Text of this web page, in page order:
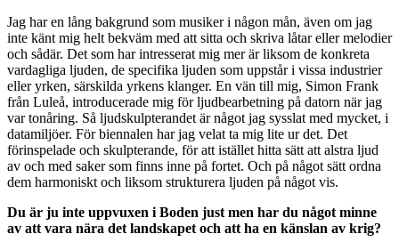
Jag har en lång bakgrund som musiker i någon mån, även om jag
inte känt mig helt bekväm med att sitta och skriva låtar eller melodier
och sådär. Det som har intresserat mig mer är liksom de konkreta
vardagliga ljuden, de specifika ljuden som uppstår i vissa industrier
eller yrken, särskilda yrkens klanger. En vän till mig, Simon Frank
från Luleå, introducerade mig för ljudbearbetning på datorn när jag
var tonåring. Så ljudskulpterandet är något jag sysslat med mycket, i
datamiljöer. För biennalen har jag velat ta mig lite ur det. Det
förinspelade och skulpterande, för att istället hitta sätt att alstra ljud
av och med saker som finns inne på fortet. Och på något sätt ordna
dem harmoniskt och liksom strukturera ljuden på något vis.
Du är ju inte uppvuxen i Boden just men har du något minne
av att vara nära det landskapet och att ha en känslan av krig?